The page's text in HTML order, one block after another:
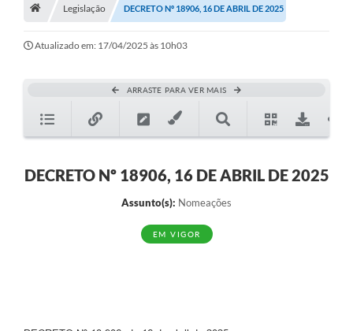
A História
Galeria de Fotos
Legislação DECRETO Nº 18906, 16 DE ABRIL DE 2025
Atualizado em: 17/04/2025 às 10h03
ARRASTE PARA VER MAIS
DECRETO Nº 18906, 16 DE ABRIL DE 2025
Assunto(s): Nomeações
EM VIGOR